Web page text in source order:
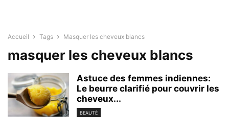
Accueil Tags Masquer les cheveux blancs
masquer les cheveux blancs
Astuce des femmes indiennes:
Le beurre clarifié pour couvrir les
cheveux...
BEAUTÉ